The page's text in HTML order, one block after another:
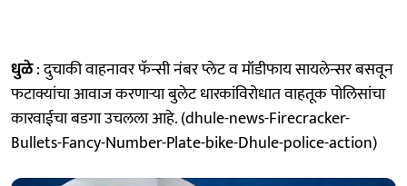
धुळे: दुचाकी वाहनावर फॅन्सी नंबर प्लेट व मॉडीफाय सायलेन्सर बसवून
फटाक्यांचा आवाज करणाऱ्या बुलेट धारकांविरोधात वाहतूक पोलिसांचा
कारवाईचा बडगा उचलला आहे. (dhule-news-Firecracker-
Bullets-Fancy-Number-Plate-bike-Dhule-police-action)